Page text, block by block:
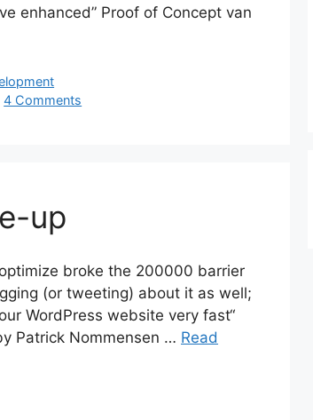
enhanced” Proof of Concept van
4 Comments
up
broke the 200000 barrier
(or tweeting) about it as well;
WordPress website very fast“
Patrick Nommensen … Read